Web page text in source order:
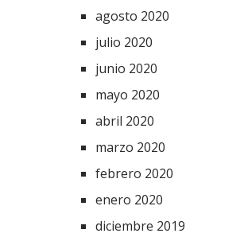
agosto 2020
julio 2020
junio 2020
mayo 2020
abril 2020
marzo 2020
febrero 2020
enero 2020
diciembre 2019